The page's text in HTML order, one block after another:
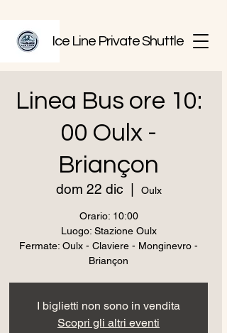
Ice Line Private Shuttle
Linea Bus ore 10:
00 Oulx -
Briançon
dom 22 dic Oulx
Orario: 10:00
Luogo: Stazione Oulx
Fermate: Oulx - Claviere - Monginevro -
Briançon
I biglietti non sono in vendita
Scopri gli altri eventi